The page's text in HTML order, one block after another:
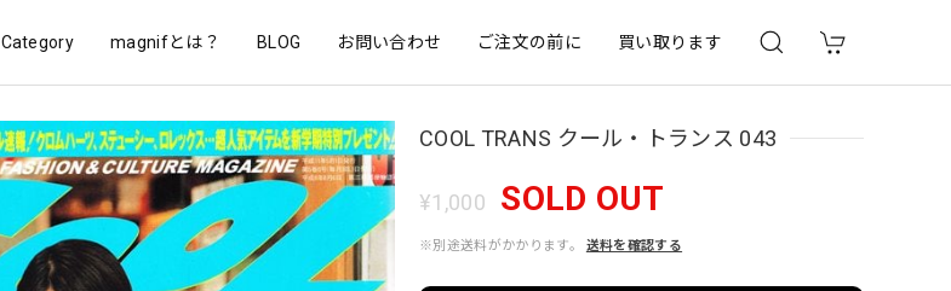
Category magnifとは？ BLOG お問い合わせ ご注文の前に 買い取ります
COOL TRANS クール・トランス 043
¥1,000 SOLD OUT
※別途送料がかかります。 送料を確認する